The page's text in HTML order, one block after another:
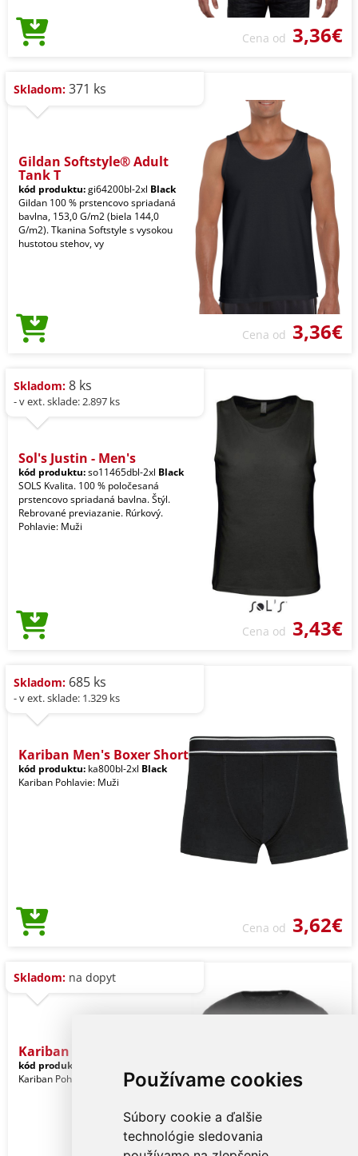
Používame cookies
Súbory cookie a ďalšie
technológie sledovania
Cena od 3,36€
Skladom: 371 ks
Gildan Softstyle® Adult
Tank T
kód produktu:gi64200bl-2xl Black
Gildan 100 % prstencovo spriadaná
bavlna, 153,0 G/m2 (biela 144,0
G/m2). Tkanina Softstyle s vysokou
hustotou stehov, vy
Cena od 3,36€
Skladom: 8 ks
- v ext. sklade: 2.897 ks
Sol's Justin - Men's
kód produktu:so11465dbl-2xl Black
SOLS Kvalita. 100 % poločesaná
prstencovo spriadaná bavlna. Štýl.
Rebrované previazanie. Rúrkový.
Pohlavie: Muži
Cena od 3,43€
Skladom: 685 ks
- v ext. sklade: 1.329 ks
Kariban Men's Boxer Short
kód produktu: ka800bl-2xl Black
Kariban Pohlavie: Muži
Cena od 3,62€
Skladom: na dopyt
Kariban Men's Short-sleev
kód produktu:
Kariban Pohlavie: Muži